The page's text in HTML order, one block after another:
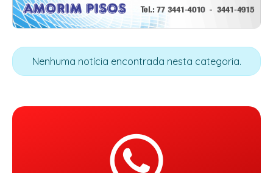
Nenhuma notícia encontrada nesta categoria.